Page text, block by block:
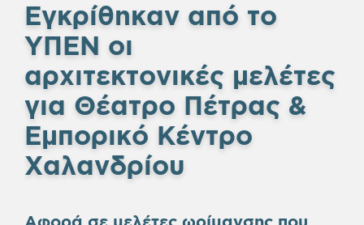
Εγκρίθηκαν από το
ΥΠΕΝ οι
αρχιτεκτονικές μελέτες
για Θέατρο Πέτρας &
Εμπορικό Κέντρο
Χαλανδρίου
Αφορά σε μελέτες ωρίμανσης που